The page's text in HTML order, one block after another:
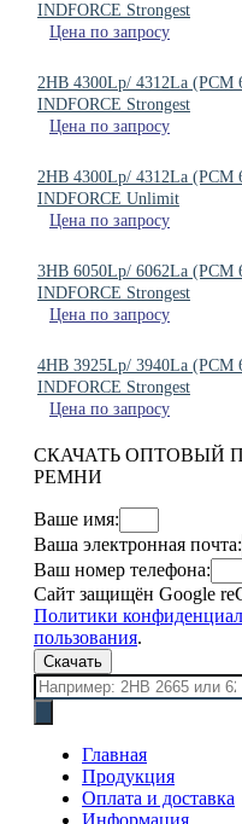
INDFORCE Strongest
Цена по запросу
2HB 4300Lp/ 4312La (PCM
INDFORCE Strongest
Цена по запросу
2HB 4300Lp/ 4312La (PCM
INDFORCE Unlimit
Цена по запросу
3HB 6050Lp/ 6062La (РСМ
INDFORCE Strongest
Цена по запросу
4HB 3925Lp/ 3940La (PCM
INDFORCE Strongest
Цена по запросу
СКАЧАТЬ ОПТОВЫЙ
РЕМНИ
Ваше имя:
Ваша электронная почта:
Ваш номер телефона:
Сайт защищён Google
Политики
пользования.
Скачать
Поиск
товаров
Главная
Продукция
Оплата и доставка
Информация